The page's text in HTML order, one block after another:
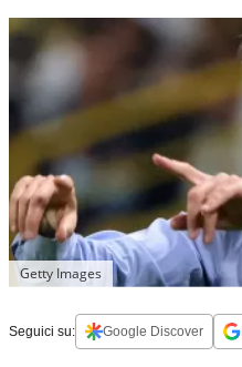
Getty Images
Seguici su: Google Discover